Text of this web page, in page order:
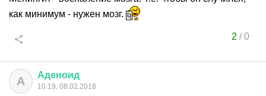
как минимум - нужен мозг.
2 /0
А Аденоид
10:19, 08.02.2018